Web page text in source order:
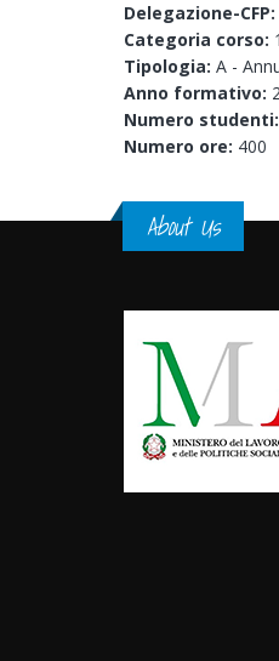
Delegazione-CFP:
Categoria corso:
Tipologia: A -
Anno formativo:
Numero studenti:
Numero ore: 400
About Us